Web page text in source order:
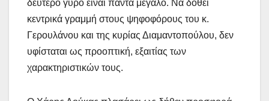
δεύτερο γύρο είναι πάντα μεγάλο. Να δοθεί
κεντρικά γραμμή στους ψηφοφόρους του κ.
Γερουλάνου και της κυρίας Διαμαντοπούλου, δεν
υφίσταται ως προοπτική, εξαιτίας των
χαρακτηριστικών τους.